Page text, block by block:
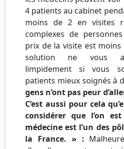
4 patients au cabinet
moins de 2 en visites
complexes de
prix de la visite est
solution ne vous
limpidement si vous
patients mieux soignés à
gens n’ont pas peur
C’est aussi pour cela
considérer que l’on
médecine est l’un des
la France. » :